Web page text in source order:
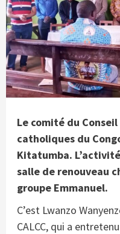
Le comité du
catholiques du
Kitatumba.
salle de renouveau
groupe Emmanuel.
C’est Lwanzo
CALCC, qui a